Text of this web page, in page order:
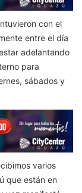
con el
entre el día
adelantando
para
sábados y
varios
que están en